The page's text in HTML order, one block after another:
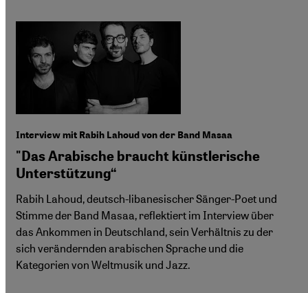
Interview mit Rabih Lahoud von der Band Masaa
"Das Arabische braucht künstlerische
Unterstützung“
Rabih Lahoud, deutsch-libanesischer Sänger-Poet und
Stimme der Band Masaa, reflektiert im Interview über
das Ankommen in Deutschland, sein Verhältnis zu der
sich verändernden arabischen Sprache und die
Kategorien von Weltmusik und Jazz.